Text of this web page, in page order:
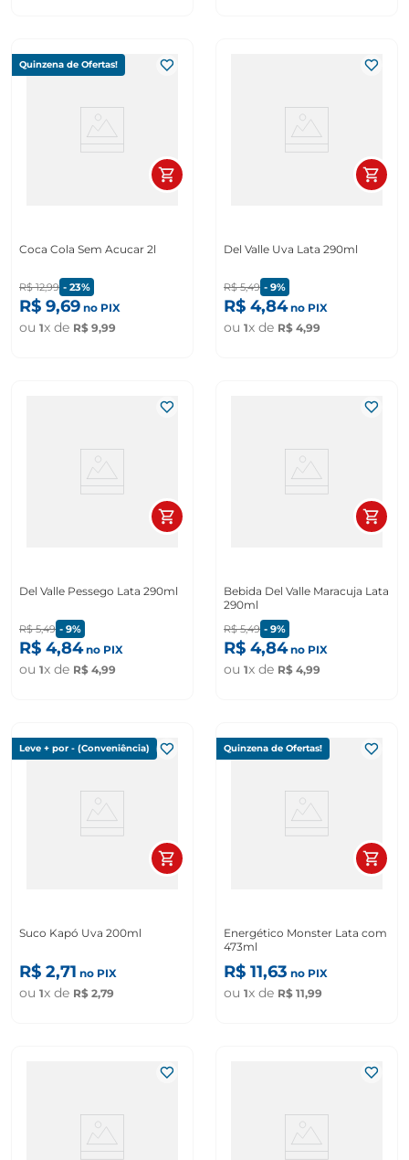
Quinzena de Ofertas!
Coca Cola Sem Acucar 2l
R$ 12,99 - 23%
R$ 9,69 no PIX
ou 1x de R$ 9,99
Del Valle Uva Lata 290ml
R$ 5,49 - 9%
R$ 4,84no PIX
ou 1x de R$ 4,99
Del Valle Pessego Lata 290ml
R$ 5,49 - 9%
R$ 4,84no PIX
ou 1x de R$ 4,99
Bebida Del Valle Maracuja Lata
290ml
R$ 5,49 - 9%
R$ 4,84no PIX
ou 1x de R$ 4,99
Leve + por - (Conveniência)
Suco Kapó Uva 200ml
R$ 2,71 no PIX
ou 1x de R$ 2,79
Quinzena de Ofertas!
Energético Monster Lata com
473ml
R$ 11,63 no PIX
ou 1x de R$ 11,99